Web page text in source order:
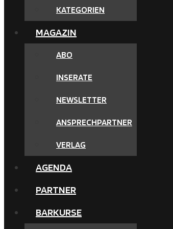
KATEGORIEN
MAGAZIN
ABO
INSERATE
NEWSLETTER
ANSPRECHPARTNER
VERLAG
AGENDA
PARTNER
BARKURSE